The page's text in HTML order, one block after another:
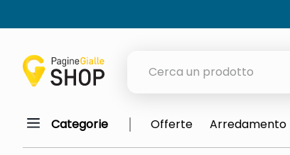
Categorie Offerte Arredamento